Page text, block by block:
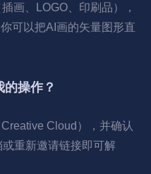
画、LOGO、印刷品），
可以把AI画的矢量图形直
操作？
Cloud），并确认
或重新邀请链接即可解